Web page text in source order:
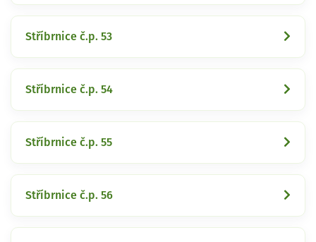
Stříbrnice č.p. 53
Stříbrnice č.p. 54
Stříbrnice č.p. 55
Stříbrnice č.p. 56